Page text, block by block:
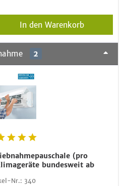
In den Warenkorb
2
(pro
bundesweit ab
Nr.: 340